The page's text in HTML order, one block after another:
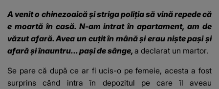
A venit o chinezoaică și striga poliția să vină repede că
e moartă în casă. N-am intrat în apartament, am de
văzut afară. Avea un cuțit în mână și erau niște pași și
afară și înauntru... pași de sânge, a declarat un martor.
Se pare că după ce ar fi ucis-o pe femeie, acesta a fost
surprins când intra în depozitul pe care îl aveau